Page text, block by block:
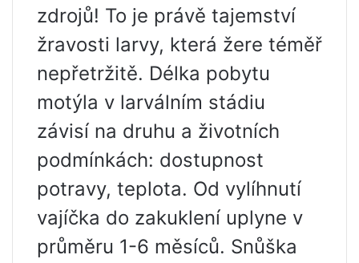
zdrojů! To je právě tajemství
žravosti larvy, která žere téměř
nepřetržitě. Délka pobytu
motýla v larválním stádiu
závisí na druhu a životních
podmínkách: dostupnost
potravy, teplota. Od vylíhnutí
vajíčka do zakuklení uplyne v
průměru 1-6 měsíců. Snůška